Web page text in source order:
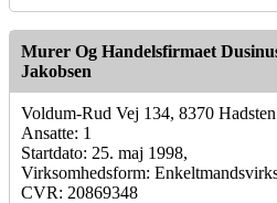
Murer Og Handelsfirmaet
Jakobsen
Voldum-Rud Vej 134, 8370 Hadsten
Ansatte: 1
Startdato: 25. maj 1998,
Virksomhedsform:
CVR: 20869348